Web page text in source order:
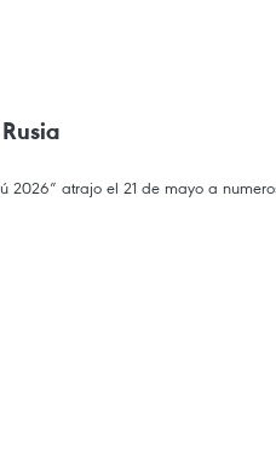
atrajo el 21 de mayo a